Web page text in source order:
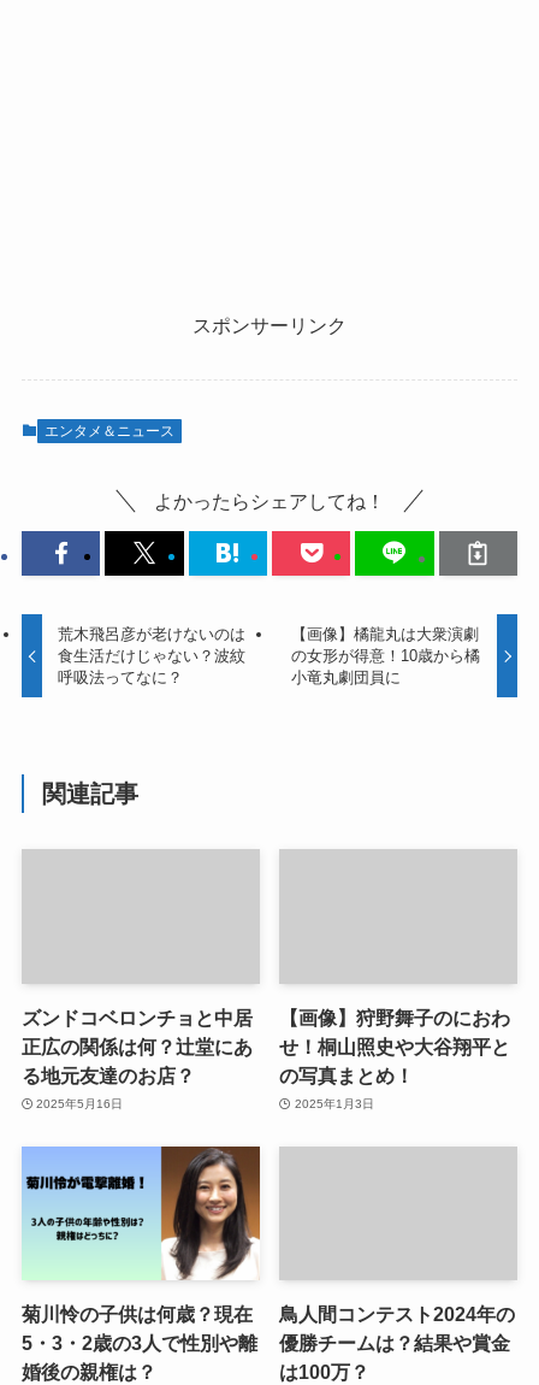
スポンサーリンク
エンタメ＆ニュース
よかったらシェアしてね！
荒木飛呂彦が老けないのは
食生活だけじゃない？波紋
呼吸法ってなに？
【画像】橘龍丸は大衆演劇
の女形が得意！10歳から橘
小竜丸劇団員に
関連記事
ズンドコベロンチョと中居
正広の関係は何？辻堂にあ
る地元友達のお店？
2025年5月16日
【画像】狩野舞子のにおわ
せ！桐山照史や大谷翔平と
の写真まとめ！
2025年1月3日
菊川怜の子供は何歳？現在
5・3・2歳の3人で性別や離
婚後の親権は？
鳥人間コンテスト2024年の
優勝チームは？結果や賞金
は100万？